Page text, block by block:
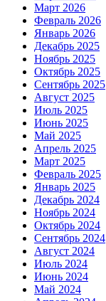
Март 2026
Февраль 2026
Январь 2026
Декабрь 2025
Ноябрь 2025
Октябрь 2025
Сентябрь 2025
Август 2025
Июль 2025
Июнь 2025
Май 2025
Апрель 2025
Март 2025
Февраль 2025
Январь 2025
Декабрь 2024
Ноябрь 2024
Октябрь 2024
Сентябрь 2024
Август 2024
Июль 2024
Июнь 2024
Май 2024